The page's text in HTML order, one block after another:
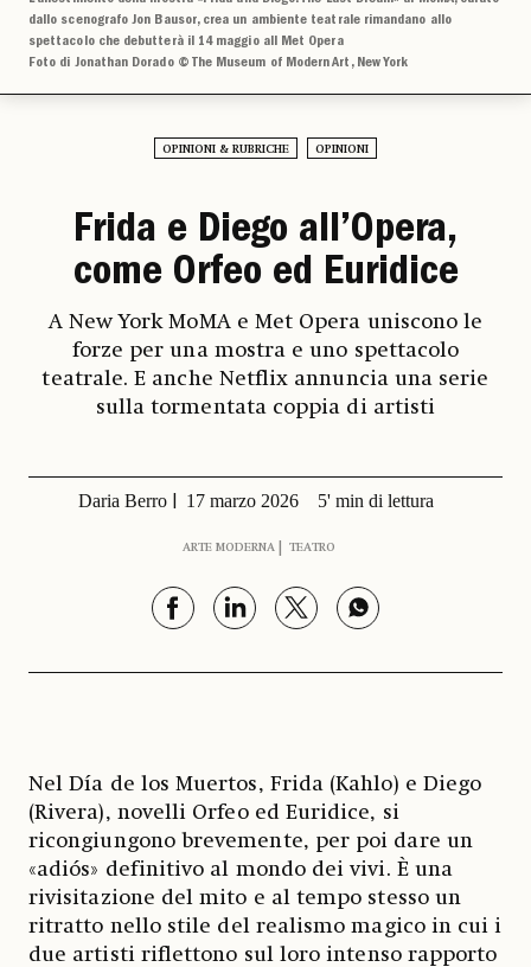
dallo scenografo Jon Bausor, crea un ambiente teatrale rimandano allo
spettacolo che debutterà il 14 maggio all Met Opera
Foto di Jonathan Dorado © The Museum of Modern Art, New York
OPINIONI & RUBRICHE OPINIONI
Frida e Diego all’Opera,
come Orfeo ed Euridice
A New York MoMA e Met Opera uniscono le
forze per una mostra e uno spettacolo
teatrale. E anche Netflix annuncia una serie
sulla tormentata coppia di artisti
Daria Berro 17 marzo 2026 5' min di lettura
ARTE MODERNA TEATRO
Nel Día de los Muertos, Frida (Kahlo) e Diego
(Rivera), novelli Orfeo ed Euridice, si
ricongiungono brevemente, per poi dare un
«adiós» definitivo al mondo dei vivi. È una
rivisitazione del mito e al tempo stesso un
ritratto nello stile del realismo magico in cui i
due artisti riflettono sul loro intenso rapporto